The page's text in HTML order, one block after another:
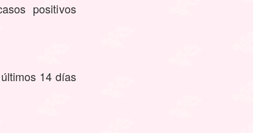
positivos
14 días